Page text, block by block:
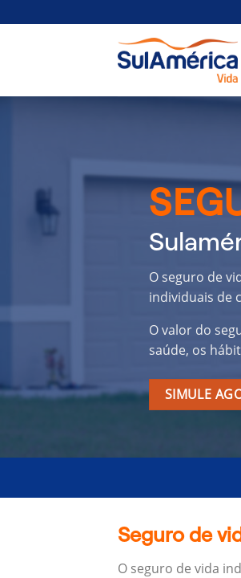
to
O seguro de
individuais de
O valor do
saúde, os
SIMULE
Seguro de
O seguro de vida